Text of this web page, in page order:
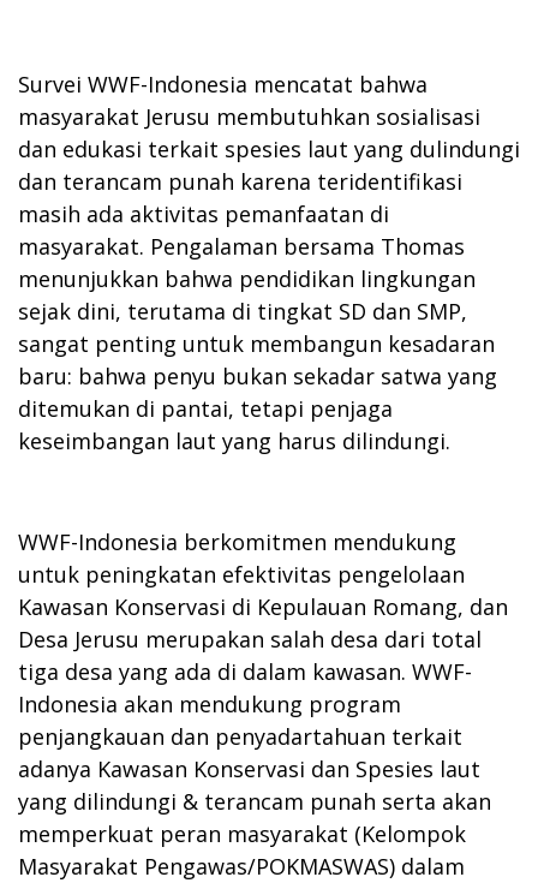
Survei WWF-Indonesia mencatat bahwa
masyarakat Jerusu membutuhkan sosialisasi
dan edukasi terkait spesies laut yang dulindungi
dan terancam punah karena teridentifikasi
masih ada aktivitas pemanfaatan di
masyarakat. Pengalaman bersama Thomas
menunjukkan bahwa pendidikan lingkungan
sejak dini, terutama di tingkat SD dan SMP,
sangat penting untuk membangun kesadaran
baru: bahwa penyu bukan sekadar satwa yang
ditemukan di pantai, tetapi penjaga
keseimbangan laut yang harus dilindungi.
WWF-Indonesia berkomitmen mendukung
untuk peningkatan efektivitas pengelolaan
Kawasan Konservasi di Kepulauan Romang, dan
Desa Jerusu merupakan salah desa dari total
tiga desa yang ada di dalam kawasan. WWF-
Indonesia akan mendukung program
penjangkauan dan penyadartahuan terkait
adanya Kawasan Konservasi dan Spesies laut
yang dilindungi & terancam punah serta akan
memperkuat peran masyarakat (Kelompok
Masyarakat Pengawas/POKMASWAS) dalam